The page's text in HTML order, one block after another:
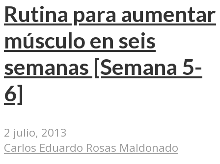
Rutina para aumentar
músculo en seis
semanas [Semana 5-
6]
2 julio, 2013
Carlos Eduardo Rosas Maldonado